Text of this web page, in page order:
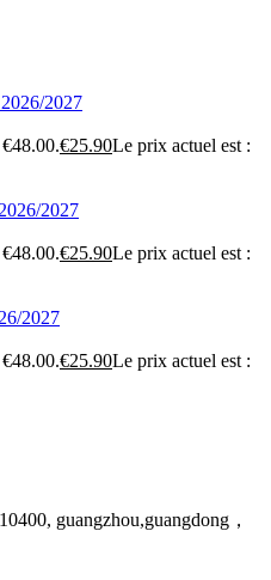
2027
€25.90Le prix actuel est :
2027
€25.90Le prix actuel est :
2027
€25.90Le prix actuel est :
guangzhou,guangdong，